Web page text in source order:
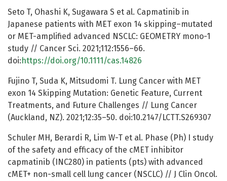
Seto T, Ohashi K, Sugawara S et al. Capmatinib in
Japanese patients with MET exon 14 skipping–mutated
or MET-amplified advanced NSCLC: GEOMETRY mono-1
study // Cancer Sci. 2021;112:1556–66.
doi: https://doi.org/10.1111/cas.14826
Fujino T, Suda K, Mitsudomi T. Lung Cancer with MET
exon 14 Skipping Mutation: Genetic Feature, Current
Treatments, and Future Challenges // Lung Cancer
(Auckland, NZ). 2021;12:35–50. doi:10.2147/LCTT.S269307
Schuler MH, Berardi R, Lim W-T et al. Phase (Ph) I study
of the safety and efficacy of the cMET inhibitor
capmatinib (INC280) in patients (pts) with advanced
cMET+ non-small cell lung cancer (NSCLC) // J Clin Oncol.